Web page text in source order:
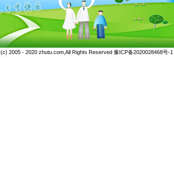
(c) 2005 - 2020 zhutu.com,All Rights Reserved 豫ICP备2020028468号-1